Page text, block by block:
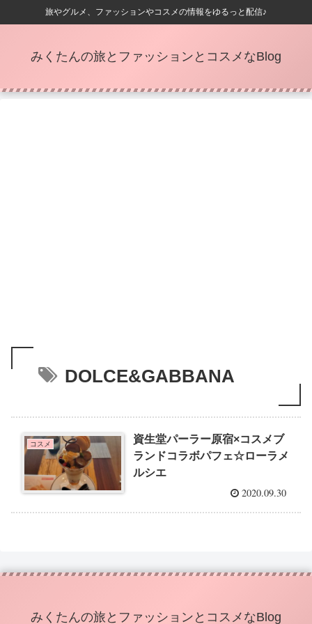
旅やグルメ、ファッションやコスメの情報をゆるっと配信♪
みくたんの旅とファッションとコスメなBlog
DOLCE&GABBANA
コスメ
資生堂パーラー原宿×コスメブ
ランドコラボパフェ☆ローラメ
ルシエ
2020.09.30
みくたんの旅とファッションとコスメなBlog